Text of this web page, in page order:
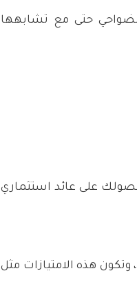
حتى مع تشابهها
على عائد استثماري
وتكون هذه الامتيازات مثل